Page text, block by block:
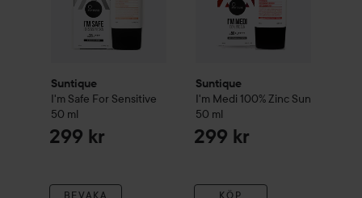
Suntique
I'm Safe For Sensitive
50 ml
299 kr
BEVAKA
Suntique
I'm Medi 100% Zinc Sun
50 ml
299 kr
KÖP